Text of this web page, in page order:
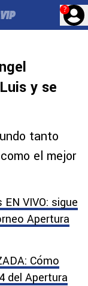
?
y se
tanto
el mejor
VIVO: sigue
Apertura
Cómo
del Apertura